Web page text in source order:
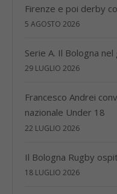
Firenze e poi derby
5 AGOSTO 2026
Serie A. Il Bologna
29 LUGLIO 2026
Francesco Andrei
nazionale Under 18
22 LUGLIO 2026
Il Bologna Rugby
18 LUGLIO 2026